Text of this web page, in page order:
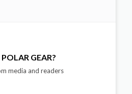
GEAR?
media and readers